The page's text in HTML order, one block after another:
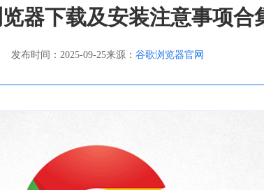
器下载及安装注意事项合
发布时间：2025-09-25来源： 谷歌浏览器官网